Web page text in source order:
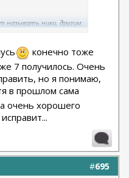
называть ники, другим
на себя критическим
и немного, пропорции
уже похожее
работу я
на которых результат
конечно тоже
7 получилось. Очень
но я понимаю,
в прошлом сама
очень хорошего
#695